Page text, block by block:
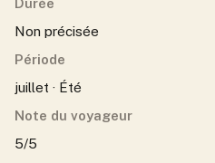
Durée
Non précisée
Période
juillet · Été
Note du voyageur
5/5